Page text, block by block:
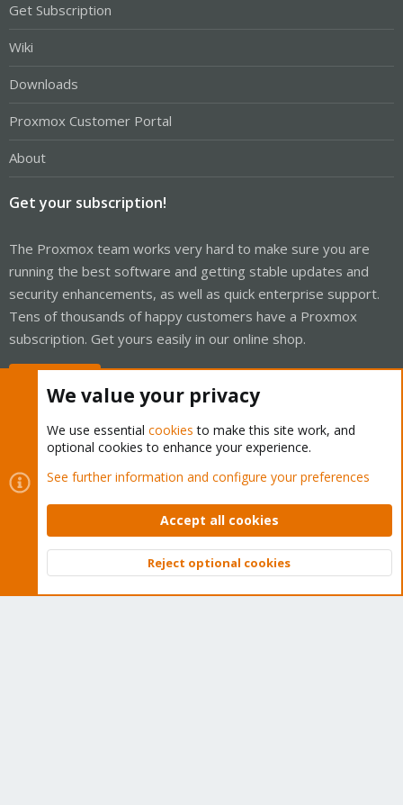
Get Subscription
Wiki
Downloads
Proxmox Customer Portal
About
Get your subscription!
The Proxmox team works very hard to make sure you are
running the best software and getting stable updates and
security enhancements, as well as quick enterprise support.
Tens of thousands of happy customers have a Proxmox
subscription. Get yours easily in our online shop.
Cookies
Proxmox Support Forum - Light Mode
Contact us
Terms and rules Privacy policy Help Home
Community platform by XenForo © 2010-2026 XenForo Ltd.
Top
We value your privacy
We use essential cookies to make this site work, and
optional cookies to enhance your experience.
See further information and configure your preferences
Accept all cookies
Reject optional cookies